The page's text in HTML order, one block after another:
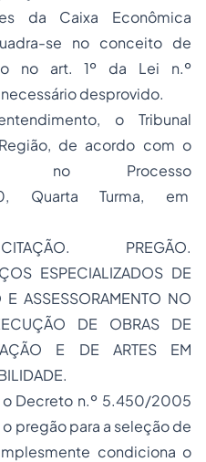
da Caixa Econômica
se no conceito de
no art. 1º da Lei n.º
desprovido.
o Tribunal
de acordo com o
no Processo
Quarta Turma, em
PREGÃO.
ESPECIALIZADOS DE
E ASSESSORAMENTO NO
DE OBRAS DE
E DE ARTES EM
Decreto n.º 5.450/2005
pregão para a seleção de
condiciona o